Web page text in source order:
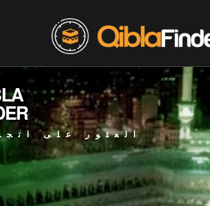
العثور على